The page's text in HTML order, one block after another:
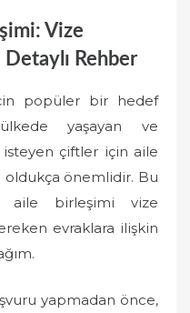
Vize
Rehber
popüler bir hedef
yaşayan ve
isteyen çiftler için aile
oldukça önemlidir. Bu
aile birleşimi vize
evraklara ilişkin
yapmadan önce,